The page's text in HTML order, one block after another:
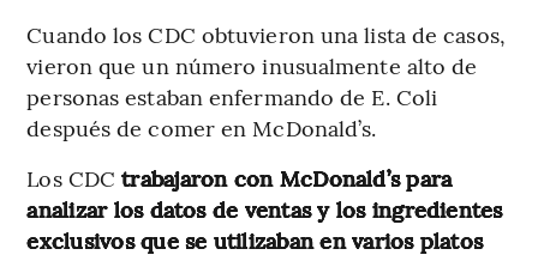
Cuando los CDC obtuvieron una lista de casos,
vieron que un número inusualmente alto de
personas estaban enfermando de E. Coli
después de comer en McDonald’s.
Los CDCtrabajaron con McDonald’s para
analizar los datos de ventas y los ingredientes
exclusivos que se utilizaban en varios platos